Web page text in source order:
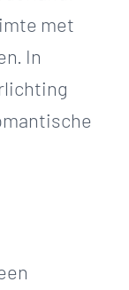
met
In